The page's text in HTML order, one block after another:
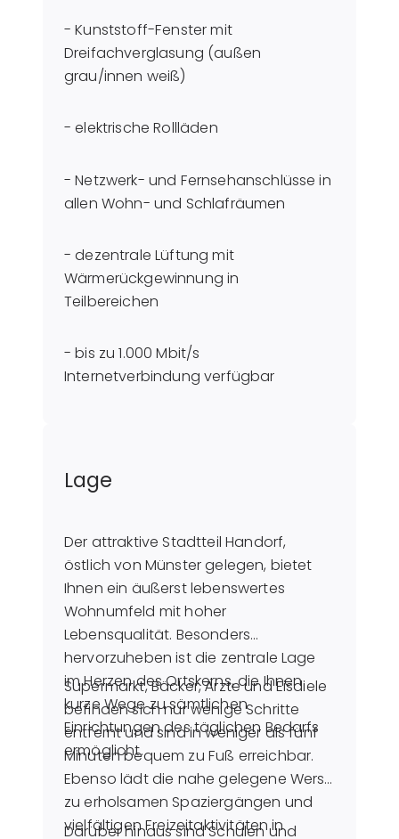
- Kunststoff-Fenster mit
Dreifachverglasung (außen
grau/innen weiß)
- elektrische Rollläden
- Netzwerk- und Fernsehanschlüsse in
allen Wohn- und Schlafräumen
- dezentrale Lüftung mit
Wärmerückgewinnung in
Teilbereichen
- bis zu 1.000 Mbit/s
Internetverbindung verfügbar
Lage
Der attraktive Stadtteil Handorf,
östlich von Münster gelegen, bietet
Ihnen ein äußerst lebenswertes
Wohnumfeld mit hoher
Lebensqualität. Besonders
hervorzuheben ist die zentrale Lage
im Herzen des Ortskerns, die Ihnen
kurze Wege zu sämtlichen
Einrichtungen des täglichen Bedarfs
ermöglicht.
Supermarkt, Bäcker, Ärzte und Eisdiele
befinden sich nur wenige Schritte
entfernt und sind in weniger als fünf
Minuten bequem zu Fuß erreichbar.
Ebenso lädt die nahe gelegene Werse
zu erholsamen Spaziergängen und
vielfältigen Freizeitaktivitäten in
Darüber hinaus sind Schulen und